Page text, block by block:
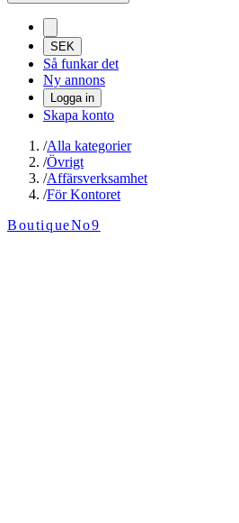
SEK
Så funkar det
Ny annons
Logga in
Skapa konto
/Alla kategorier
/Övrigt
/Affärsverksamhet
/För Kontoret
BoutiqueNo9